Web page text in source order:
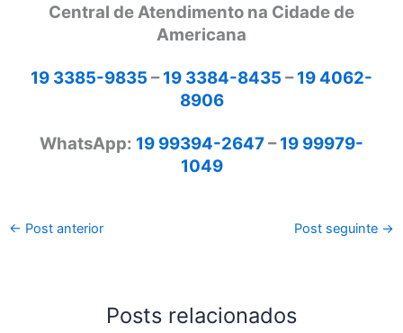
Central de Atendimento na Cidade de
Americana
19 3385-9835 –19 3384-8435 –19 4062-
8906
WhatsApp: 19 99394-2647–19 99979-
1049
← Post anterior Post seguinte →
Posts relacionados